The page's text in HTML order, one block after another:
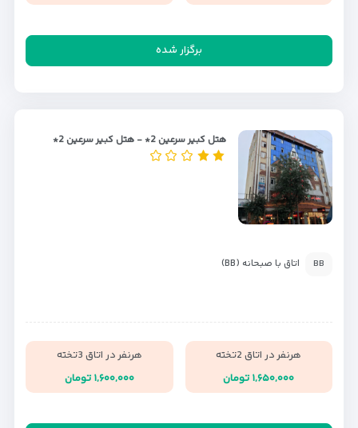
برگزار شده
هتل کبیر سرعین 2* - هتل کبیر سرعین 2*
BB اتاق با صبحانه (BB)
هرنفر در اتاق 2تخته
۱,۶۵۰,۰۰۰ تومان
هرنفر در اتاق 3تخته
۱,۶۰۰,۰۰۰ تومان